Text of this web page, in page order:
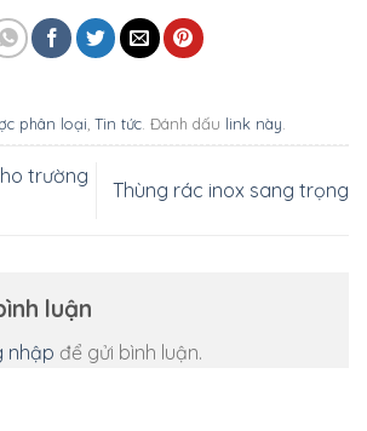
phân loại Tin tức . Đánh dấu link này
trường
Thùng rác inox sang trọng
luận
nhập để gửi bình luận.